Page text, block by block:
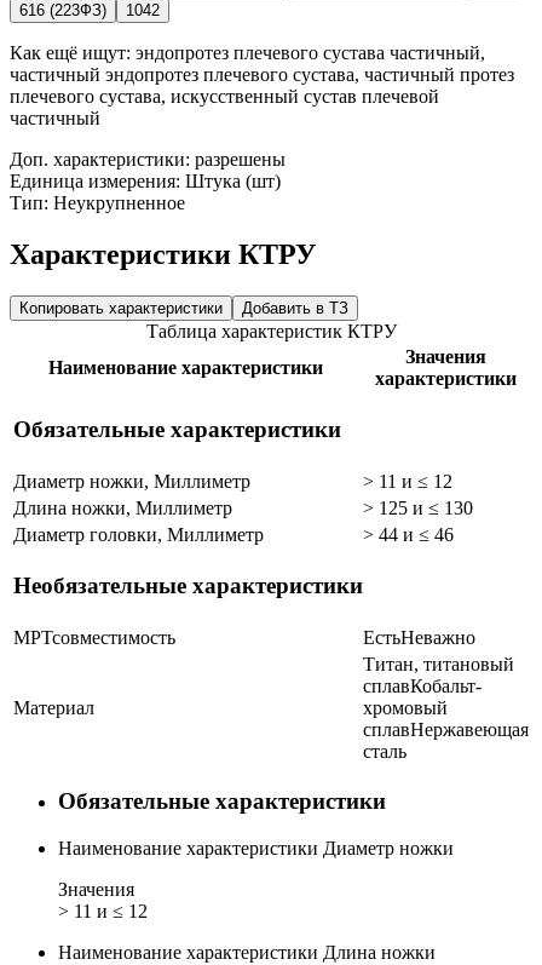
616 (223ФЗ)
1042
Как ещё ищут: эндопротез плечевого сустава частичный,
частичный эндопротез плечевого сустава, частичный протез
плечевого сустава, искусственный сустав плечевой
частичный
Доп. характеристики: разрешены
Единица измерения: Штука (шт)
Тип: Неукрупненное
Характеристики КТРУ
Копировать характеристики Добавить в ТЗ
Таблица характеристик КТРУ
Наименование характеристики
Значения
характеристики
Обязательные характеристики
Диаметр ножки, Миллиметр
> 11 и ≤ 12
Длина ножки, Миллиметр
> 125 и ≤ 130
Диаметр головки, Миллиметр
> 44 и ≤ 46
Необязательные характеристики
МРТсовместимость ЕстьНеважно
Материал
Титан, титановый
сплавКобальт-
хромовый
сплавНержавеющая
сталь
Обязательные характеристики
Наименование характеристики Диаметр ножки
Значения
> 11 и ≤ 12
Наименование характеристики Длина ножки